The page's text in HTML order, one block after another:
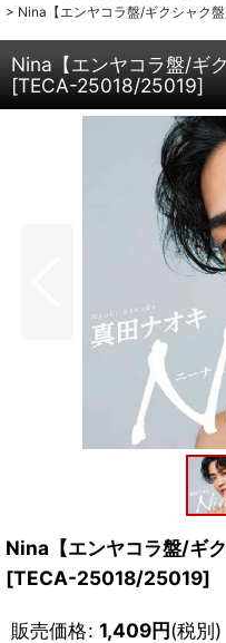
> Nina【エンヤコラ盤/ギクシャク
Nina【エンヤコラ盤/ギ
[TECA-25018/25019]
Nina【エンヤコラ盤/ギ
[TECA-25018/25019]
販売価格: 1,409円(税別)